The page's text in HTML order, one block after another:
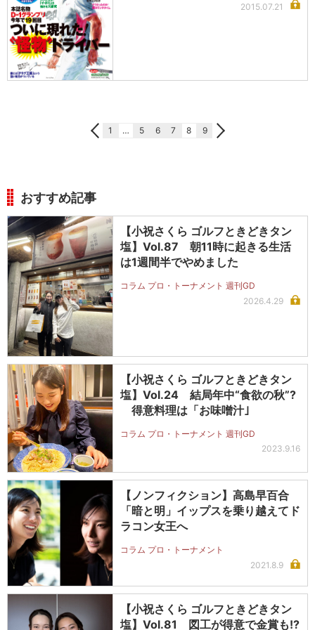
2015.07.21
1 … 5 6 7 8 9
おすすめ記事
【小祝さくら ゴルフときどきタン
塩】Vol.87 朝11時に起きる生活
は1週間半でやめました
コラム プロ・トーナメント 週刊GD
2026.4.29
【小祝さくら ゴルフときどきタン
塩】Vol.24 結局年中“食欲の秋”?
得意料理は「お味噌汁｣
コラム プロ・トーナメント 週刊GD
2023.9.16
【ノンフィクション】高島早百合
「暗と明」イップスを乗り越えてド
ラコン女王へ
コラム プロ・トーナメント
2021.8.9
【小祝さくら ゴルフときどきタン
塩】Vol.81 図工が得意で金賞も!?